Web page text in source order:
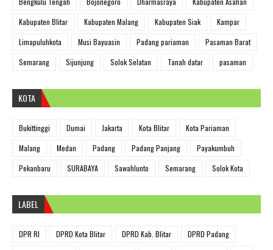
Kabupaten Blitar
Kabupaten Malang Kabupaten Siak
Kampar
Limapuluhkota
Musi Bayuasin Padang pariaman
Pasaman Barat
Semarang
Sijunjung Solok Selatan Tanah datar pasaman
KOTA
Bukittinggi Dumai Jakarta Kota Blitar
Kota Pariaman
Malang
Medan Padang Padang Panjang
Payakumbuh
Pekanbaru
SURABAYA Sawahlunto Semarang Solok Kota
LABEL
DPR RI DPRD Kota Blitar DPRD Kab. Blitar
DPRD Padang